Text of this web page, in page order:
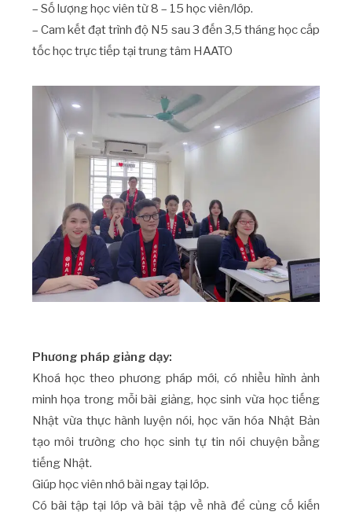
– Số lượng học viên từ 8 – 15 học viên/lớp.
– Cam kết đạt trình độ N5 sau 3 đến 3,5 tháng học cấp
tốc học trực tiếp tại trung tâm HAATO
Phương pháp giảng dạy:
Khoá học theo phương pháp mới, có nhiều hình ảnh
minh họa trong mỗi bài giảng, học sinh vừa học tiếng
Nhật vừa thực hành luyện nói, học văn hóa Nhật Bản
tạo môi trường cho học sinh tự tin nói chuyện bằng
tiếng Nhật.
Giúp học viên nhớ bài ngay tại lớp.
Có bài tập tại lớp và bài tập về nhà để củng cố kiến